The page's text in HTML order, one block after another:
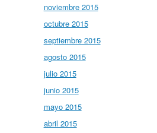
noviembre 2015
octubre 2015
septiembre 2015
agosto 2015
julio 2015
junio 2015
mayo 2015
abril 2015